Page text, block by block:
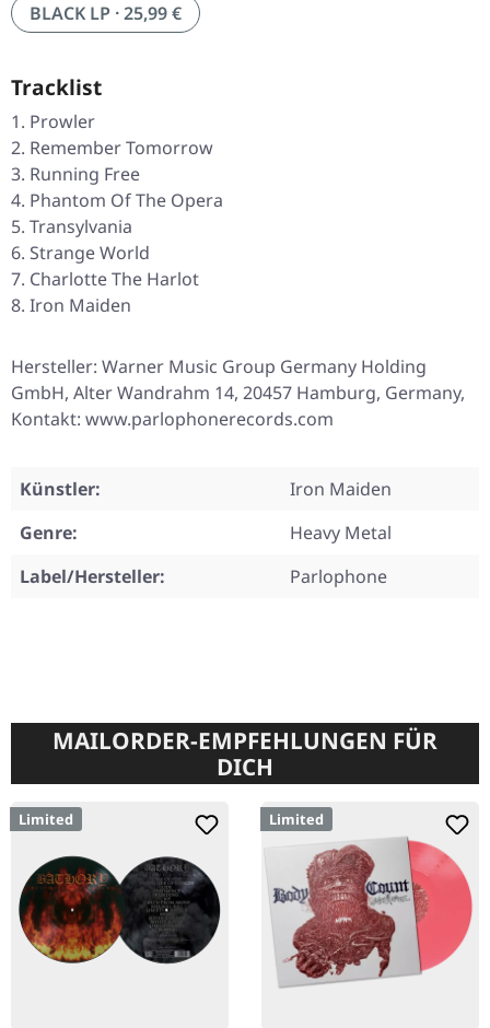
BLACK LP · 25,99 €
Tracklist
Prowler
Remember Tomorrow
Running Free
Phantom Of The Opera
Transylvania
Strange World
Charlotte The Harlot
Iron Maiden
Hersteller: Warner Music Group Germany Holding
GmbH, Alter Wandrahm 14, 20457 Hamburg, Germany,
Kontakt: www.parlophonerecords.com
Künstler:
Iron Maiden
Genre:
Heavy Metal
Label/Hersteller:
Parlophone
MAILORDER-EMPFEHLUNGEN FÜR
DICH
Limited Limited